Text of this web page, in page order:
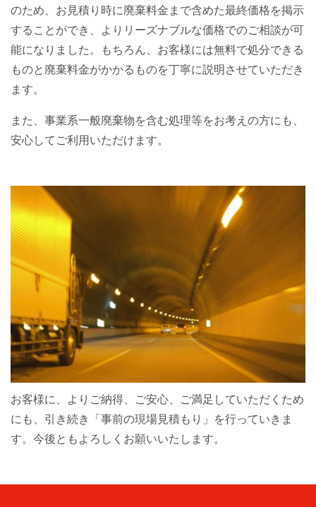
のため、お見積り時に廃棄料金まで含めた最終価格を掲示
することができ、よりリーズナブルな価格でのご相談が可
能になりました。もちろん、お客様には無料で処分できる
ものと廃棄料金がかかるものを丁寧に説明させていただき
ます。
また、事業系一般廃棄物を含む処理等をお考えの方にも、
安心してご利用いただけます。
お客様に、よりご納得、ご安心、ご満足していただくため
にも、引き続き「事前の現場見積もり」を行っていきま
す。今後ともよろしくお願いいたします。